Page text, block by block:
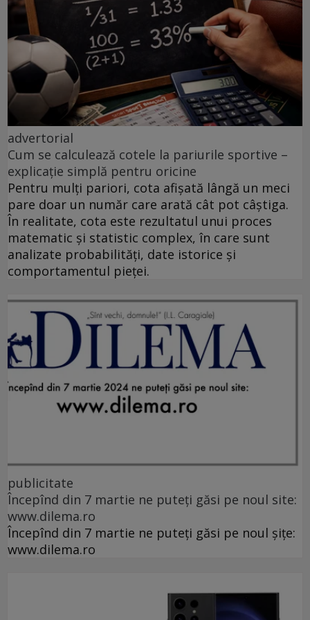
advertorial
Cum se calculează cotele la pariurile sportive –
explicație simplă pentru oricine
Pentru mulți pariori, cota afișată lângă un meci
pare doar un număr care arată cât pot câștiga.
În realitate, cota este rezultatul unui proces
matematic și statistic complex, în care sunt
analizate probabilități, date istorice și
comportamentul pieței.
publicitate
Începînd din 7 martie ne puteți găsi pe noul site:
www.dilema.ro
Începînd din 7 martie ne puteți găsi pe noul șițe:
www.dilema.ro